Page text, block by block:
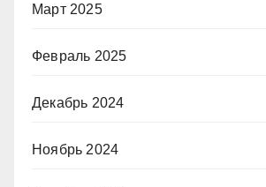
Март 2025
Февраль 2025
Декабрь 2024
Ноябрь 2024